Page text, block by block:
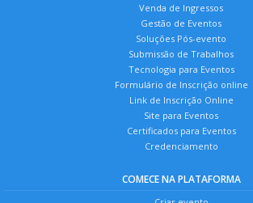
Venda de Ingressos
Gestão de Eventos
Soluções Pós-evento
Submissão de Trabalhos
Tecnologia para Eventos
Formulário de Inscrição online
Link de Inscrição Online
Site para Eventos
Certificados para Eventos
Credenciamento
COMECE NA PLATAFORMA